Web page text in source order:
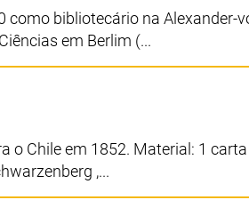
como bibliotecário na Alexander-
em Berlim (...
o Chile em 1852. Material: 1
,...